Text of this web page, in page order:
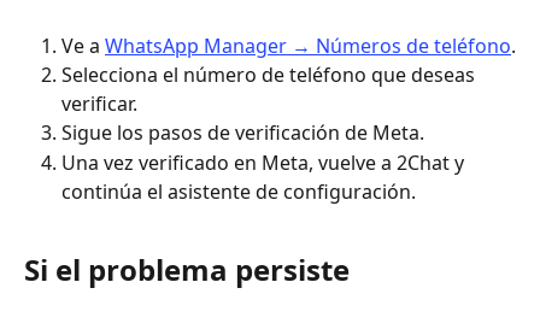
Ve a WhatsApp Manager → Números de teléfono.
Selecciona el número de teléfono que deseas
verificar.
Sigue los pasos de verificación de Meta.
Una vez verificado en Meta, vuelve a 2Chat y
continúa el asistente de configuración.
Si el problema persiste